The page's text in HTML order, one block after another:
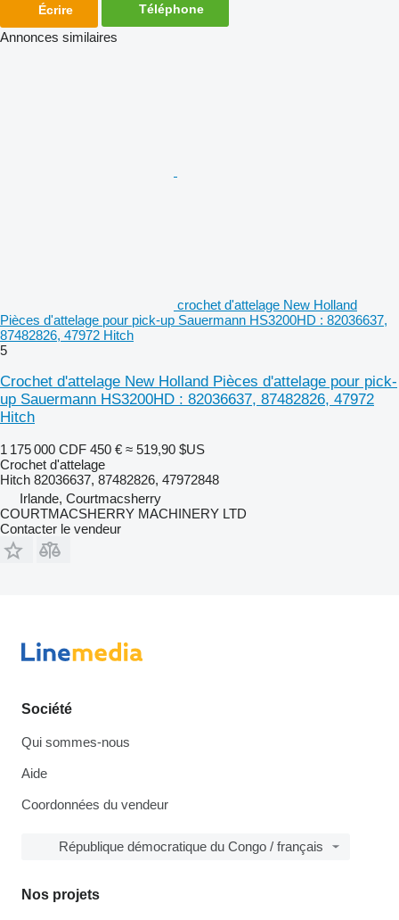
Écrire Téléphone
Annonces similaires
crochet d'attelage New Holland
Pièces d'attelage pour pick-up Sauermann HS3200HD : 82036637,
87482826, 47972 Hitch
5
Crochet d'attelage New Holland Pièces d'attelage pour pick-
up Sauermann HS3200HD : 82036637, 87482826, 47972
Hitch
1 175 000 CDF 450 € ≈ 519,90 $US
Crochet d'attelage
Hitch 82036637, 87482826, 47972848
Irlande, Courtmacsherry
COURTMACSHERRY MACHINERY LTD
Contacter le vendeur
Société
Qui sommes-nous
Aide
Coordonnées du vendeur
République démocratique du Congo / français
Nos projets